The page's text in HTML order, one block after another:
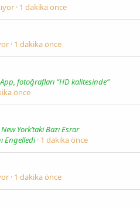
1 dakika önce
1 dakika önce
fotoğrafları “HD kalitesinde”
önce
New York’taki Bazı Esrar
Engelledi 1 dakika önce
1 dakika önce